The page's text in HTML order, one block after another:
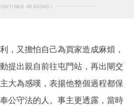
READING
，又擔怕自己為買家造成麻煩，
提出親自前往屯門站，再出閘交
大為感嘆，表揚他整個過程都保
公守法的人。事主更透露，當時